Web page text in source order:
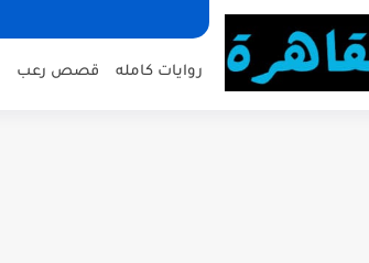
روايات كامله قصص رعب